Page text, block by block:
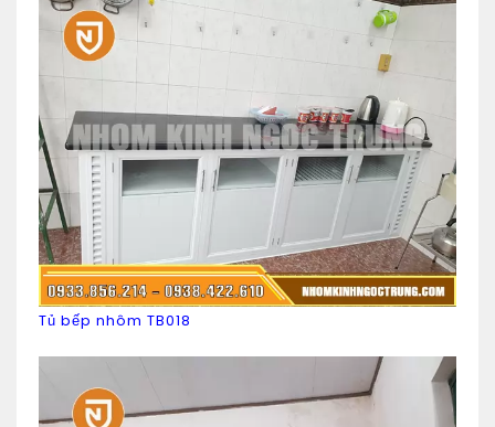
Tủ bếp nhôm TB018